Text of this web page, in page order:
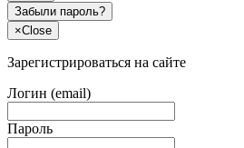
Забыли пароль?
×Close
Зарегистрироваться на сайте
Логин (email)
Пароль